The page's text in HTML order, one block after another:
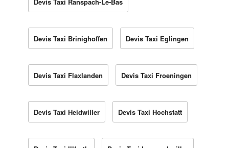
Devis Taxi Brinighoffen Devis Taxi Eglingen
Devis Taxi Flaxlanden Devis Taxi Froeningen
Devis Taxi Heidwiller Devis Taxi Hochstatt